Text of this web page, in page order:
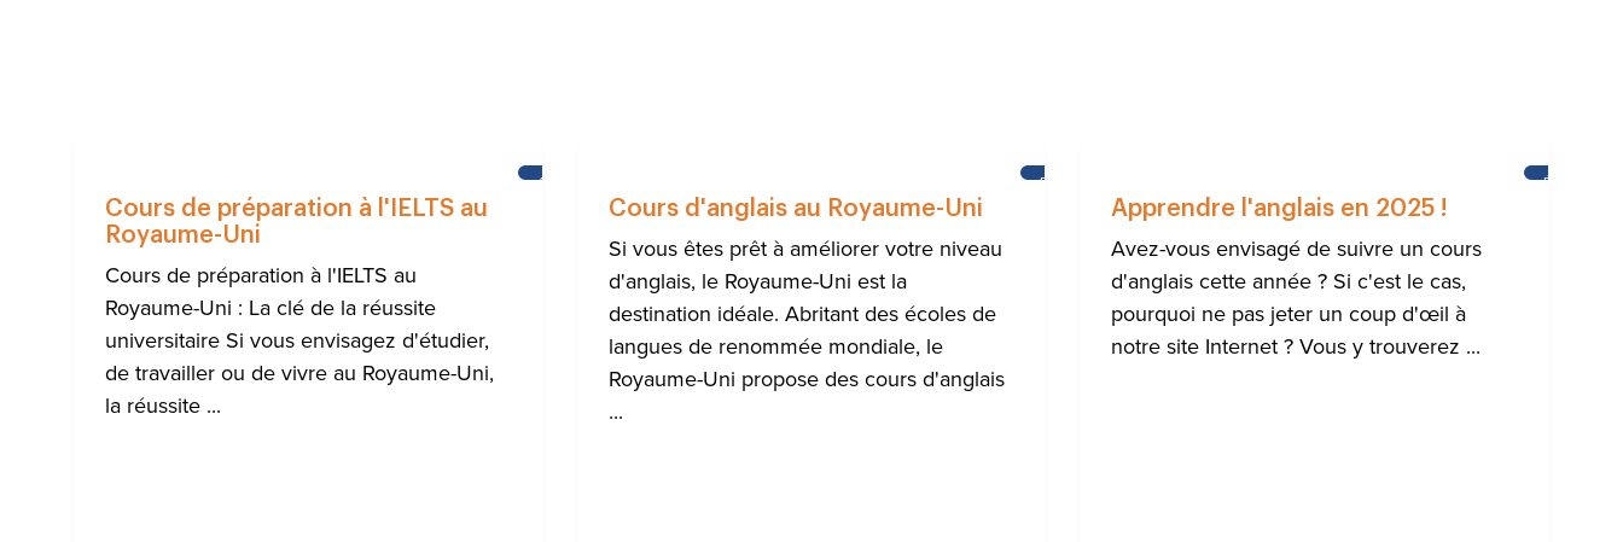
ACTUALITÉS
Cours de préparation à l'IELTS au
Royaume-Uni
Cours de préparation à l'IELTS au
Royaume-Uni : La clé de la réussite
universitaire Si vous envisagez d'étudier,
de travailler ou de vivre au Royaume-Uni,
la réussite ...
BRIGHTON
Cours d'anglais au Royaume-Uni
Si vous êtes prêt à améliorer votre niveau
d'anglais, le Royaume-Uni est la
destination idéale. Abritant des écoles de
langues de renommée mondiale, le
Royaume-Uni propose des cours d'anglais
...
ÉCOLE
Apprendre l'anglais en 2025 !
Avez-vous envisagé de suivre un cours
d'anglais cette année ? Si c'est le cas,
pourquoi ne pas jeter un coup d'œil à
notre site Internet ? Vous y trouverez ...